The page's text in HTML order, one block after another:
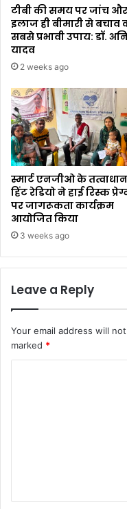
टीबी की समय पर जांच और
इलाज ही बीमारी से बचाव
सबसे प्रभावी उपाय: डॉ.
यादव
2 weeks ago
स्मार्ट एनजीओ के
हिंट रेडियो ने हाई रिस्क
पर जागरूकता कार्यक्रम
आयोजित किया
3 weeks ago
Leave a Reply
Your email address will
marked *